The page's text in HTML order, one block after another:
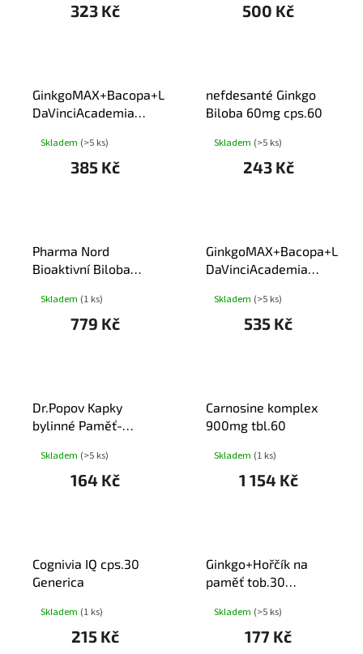
323 Kč 500 Kč
GinkgoMAX+Bacopa+Lecitin
DaVinciAcademia
Skladem (>5 ks)
385 Kč
nefdesanté Ginkgo
Biloba 60mg cps.60
Skladem (>5 ks)
243 Kč
Pharma Nord
Bioaktivní Biloba
Skladem (1 ks)
779 Kč
DaVinciAcademia
Skladem (>5 ks)
535 Kč
Dr.Popov Kapky
bylinné Paměť-
Skladem (>5 ks)
164 Kč
Carnosine komplex
900mg tbl.60
Skladem (1 ks)
1 154 Kč
Cognivia IQ cps.30
Generica
Skladem (1 ks)
215 Kč
Ginkgo+Hořčík na
paměť tob.30
Skladem (>5 ks)
177 Kč